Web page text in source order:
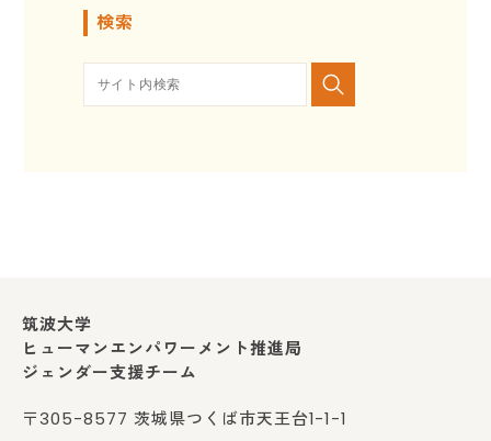
検索
筑波大学
ヒューマンエンパワーメント推進局
ジェンダー支援チーム
〒305-8577 茨城県つくば市天王台1-1-1